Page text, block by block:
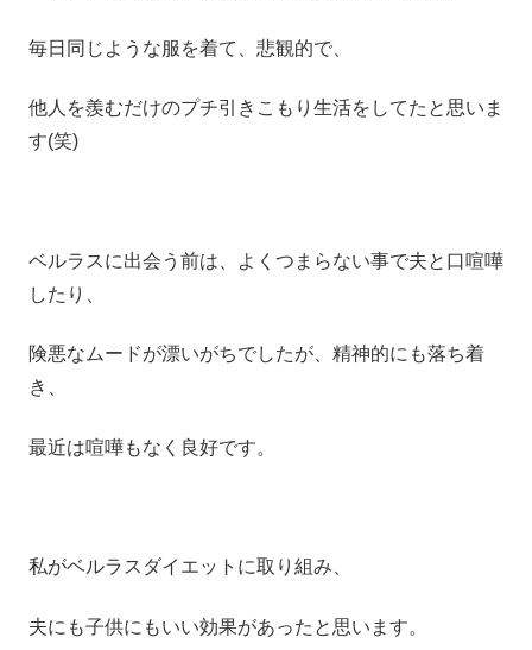
毎日同じような服を着て、悲観的で、
他人を羨むだけのプチ引きこもり生活をしてたと思いま
す(笑)
ベルラスに出会う前は、よくつまらない事で夫と口喧嘩
したり、
険悪なムードが漂いがちでしたが、精神的にも落ち着
き、
最近は喧嘩もなく良好です。
私がベルラスダイエットに取り組み、
夫にも子供にもいい効果があったと思います。